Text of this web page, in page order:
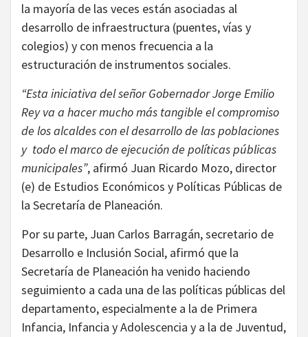
la mayoría de las veces están asociadas al
desarrollo de infraestructura (puentes, vías y
colegios) y con menos frecuencia a la
estructuración de instrumentos sociales.
“Esta iniciativa del señor Gobernador Jorge Emilio
Rey va a hacer mucho más tangible el compromiso
de los alcaldes con el desarrollo de las poblaciones
y todo el marco de ejecución de políticas públicas
municipales”, afirmó Juan Ricardo Mozo, director
(e) de Estudios Económicos y Políticas Públicas de
la Secretaría de Planeación.
Por su parte, Juan Carlos Barragán, secretario de
Desarrollo e Inclusión Social, afirmó que la
Secretaría de Planeación ha venido haciendo
seguimiento a cada una de las políticas públicas del
departamento, especialmente a la de Primera
Infancia, Infancia y Adolescencia y a la de Juventud,